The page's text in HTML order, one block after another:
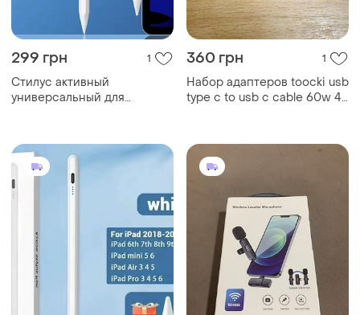
299 грн 1
Стилус активный
универсальный для
360 грн 1
Набор адаптеров toocki usb
type c to usb c cable 60w 4